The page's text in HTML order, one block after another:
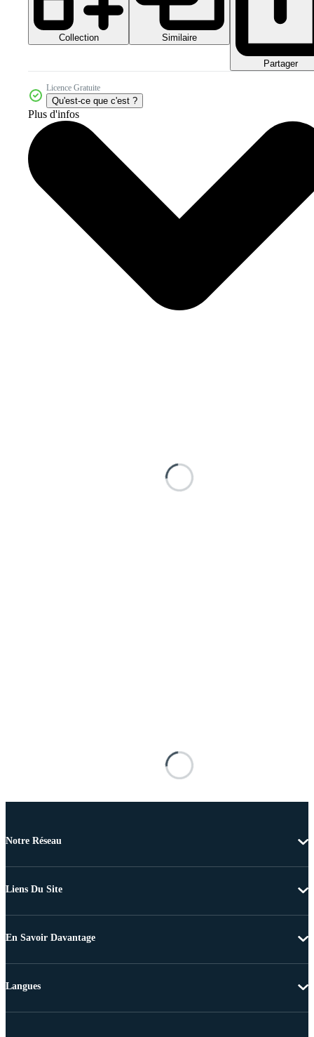
Collection Similaire
Partager
Licence Gratuite
Qu'est-ce que c'est ?
Plus d'infos
Notre Réseau
Liens Du Site
En Savoir Davantage
Langues